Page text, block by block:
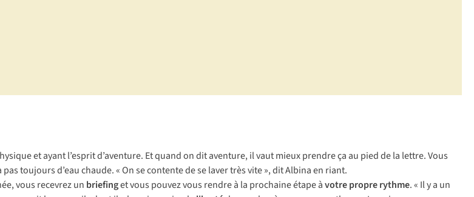
et ayant l’esprit d’aventure. Et quand on dit aventure, il vaut mieux prendre ça au pied de la lettre. Vous
toujours d’eau chaude. « On se contente de se laver très vite », dit Albina en riant.
vous recevrez un briefinget vous pouvez vous rendre à la prochaine étape àvotre propre rythme. « Il y a un